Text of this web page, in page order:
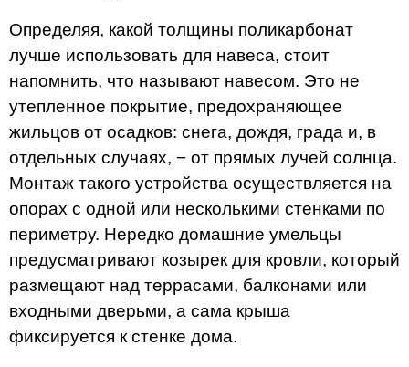
Определяя, какой толщины поликарбонат
лучше использовать для навеса, стоит
напомнить, что называют навесом. Это не
утепленное покрытие, предохраняющее
жильцов от осадков: снега, дождя, града и, в
отдельных случаях, − от прямых лучей солнца.
Монтаж такого устройства осуществляется на
опорах с одной или несколькими стенками по
периметру. Нередко домашние умельцы
предусматривают козырек для кровли, который
размещают над террасами, балконами или
входными дверьми, а сама крыша
фиксируется к стенке дома.